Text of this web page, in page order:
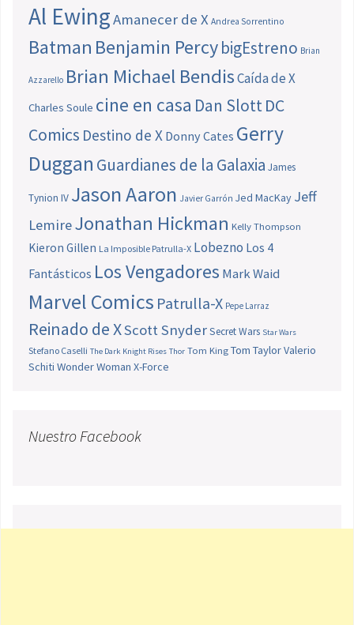
Al EwingAmanecer de X Andrea Sorrentino
Batman Benjamin PercybigEstreno Brian
Azzarello Brian Michael BendisCaída de X
Charles Soule cine en casa Dan SlottDC
Comics Destino de X Donny Cates Gerry
Duggan Guardianes de la Galaxia James
Tynion IV Jason Aaron Javier Garrón Jed MacKay Jeff
LemireJonathan Hickman Kelly Thompson
Kieron Gillen La Imposible Patrulla-X Lobezno Los 4
Fantásticos Los Vengadores Mark Waid
Marvel Comics Patrulla-X Pepe Larraz
Reinado de XScott SnyderSecret Wars Star Wars
Stefano Caselli The Dark Knight Rises Thor Tom King Tom TaylorValerio
Schiti Wonder Woman X-Force
Nuestro Facebook